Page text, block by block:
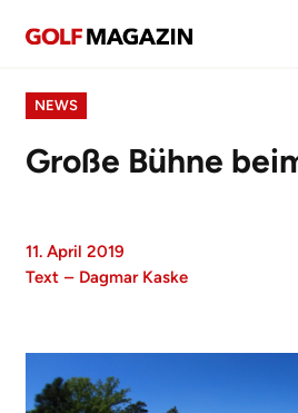
NEWS
Große Bühne
11. April 2019
Text – Dagmar Kaske